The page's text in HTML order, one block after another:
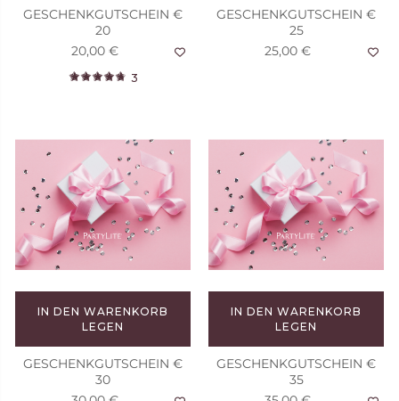
GESCHENKGUTSCHEIN €
20
20,00 €
3
GESCHENKGUTSCHEIN €
25
25,00 €
IN DEN WARENKORB
LEGEN
GESCHENKGUTSCHEIN €
30
IN DEN WARENKORB
LEGEN
GESCHENKGUTSCHEIN €
35